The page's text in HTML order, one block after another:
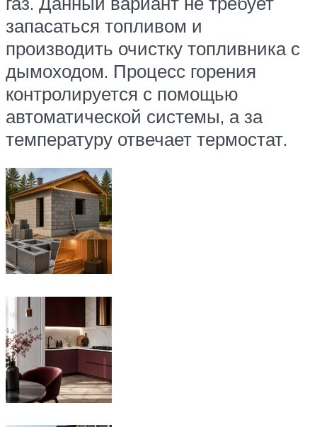
запасаться топливом и
производить очистку топливника с
дымоходом. Процесс горения
контролируется с помощью
автоматической системы, а за
температуру отвечает термостат.